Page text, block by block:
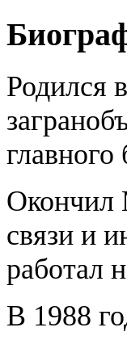
Родился в
Окончил
связи и
работал
В 1988